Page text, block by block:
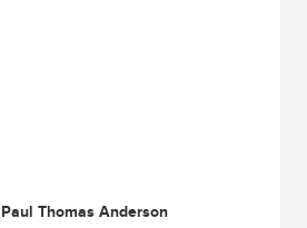
Paul Thomas Anderson